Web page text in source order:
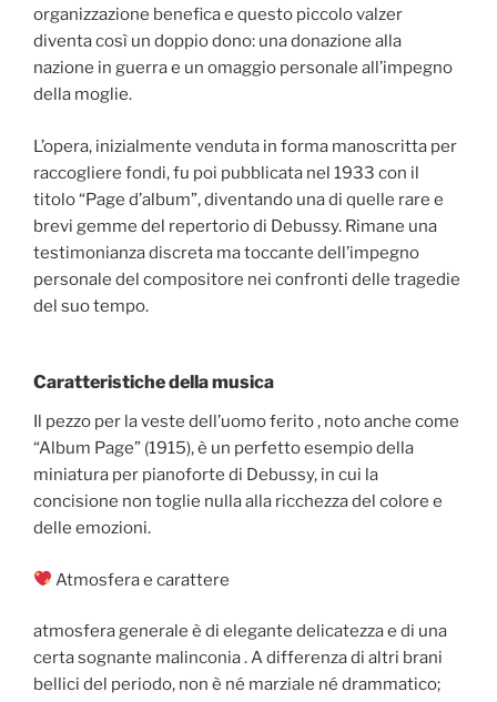
organizzazione benefica e questo piccolo valzer
diventa così un doppio dono: una donazione alla
nazione in guerra e un omaggio personale all’impegno
della moglie.
L’opera, inizialmente venduta in forma manoscritta per
raccogliere fondi, fu poi pubblicata nel 1933 con il
titolo “Page d’album”, diventando una di quelle rare e
brevi gemme del repertorio di Debussy. Rimane una
testimonianza discreta ma toccante dell’impegno
personale del compositore nei confronti delle tragedie
del suo tempo.
Caratteristiche della musica
Il pezzo per la veste dell’uomo ferito , noto anche come
“Album Page” (1915), è un perfetto esempio della
miniatura per pianoforte di Debussy, in cui la
concisione non toglie nulla alla ricchezza del colore e
delle emozioni.
Atmosfera e carattere
atmosfera generale è di elegante delicatezza e di una
certa sognante malinconia . A differenza di altri brani
bellici del periodo, non è né marziale né drammatico;